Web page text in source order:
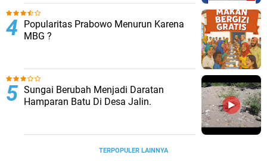
Popularitas Prabowo Menurun Karena
MBG ?
Sungai Berubah Menjadi Daratan
Hamparan Batu Di Desa Jalin.
TERPOPULER LAINNYA